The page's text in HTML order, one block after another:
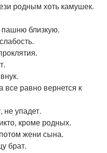
родным хоть камушек.
близкую.
все равно вернется к
упадет.
кроме родных.
жени сына.
брат.